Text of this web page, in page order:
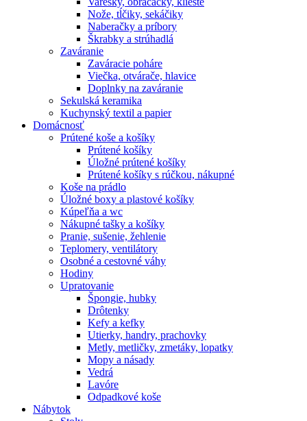
Nože, tĺčiky, sekáčiky
Naberačky a príbory
Škrabky a strúhadlá
Zaváranie
Zaváracie poháre
Viečka, otvárače, hlavice
Doplnky na zaváranie
Sekulská keramika
Kuchynský textil a papier
Domácnosť
Prútené koše a košíky
Prútené košíky
Úložné prútené košíky
Prútené košíky s rúčkou, nákupné
Koše na prádlo
Úložné boxy a plastové košíky
Kúpeľňa a wc
Nákupné tašky a košíky
Pranie, sušenie, žehlenie
Teplomery, ventilátory
Osobné a cestovné váhy
Hodiny
Upratovanie
Špongie, hubky
Drôtenky
Kefy a kefky
Utierky, handry, prachovky
Metly, metličky, zmetáky, lopatky
Mopy a násady
Vedrá
Lavóre
Odpadkové koše
Nábytok